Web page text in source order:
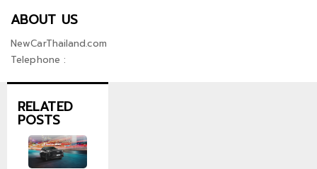
ABOUT US
NewCarThailand.com
Telephone :
RELATED
POSTS